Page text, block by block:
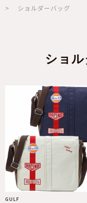
ショルダーバッグ
ショ
GULF